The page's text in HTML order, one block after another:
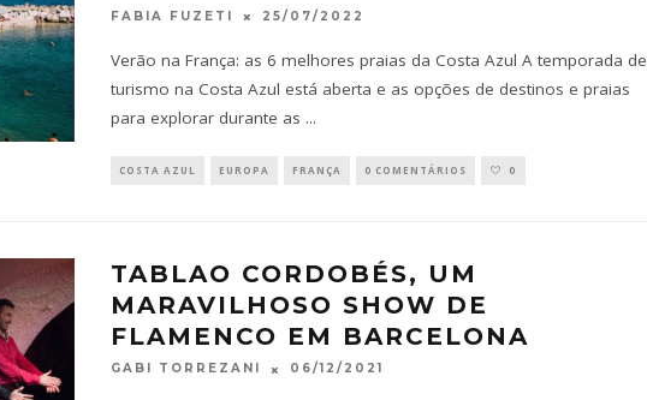
FABIA FUZETI 25/07/2022
Verão na França: as 6 melhores praias da Costa Azul A temporada de
turismo na Costa Azul está aberta e as opções de destinos e praias
para explorar durante as ...
COSTA AZUL EUROPA FRANÇA 0 COMENTÁRIOS 0
TABLAO CORDOBÉS, UM
MARAVILHOSO SHOW DE
FLAMENCO EM BARCELONA
GABI TORREZANI 06/12/2021